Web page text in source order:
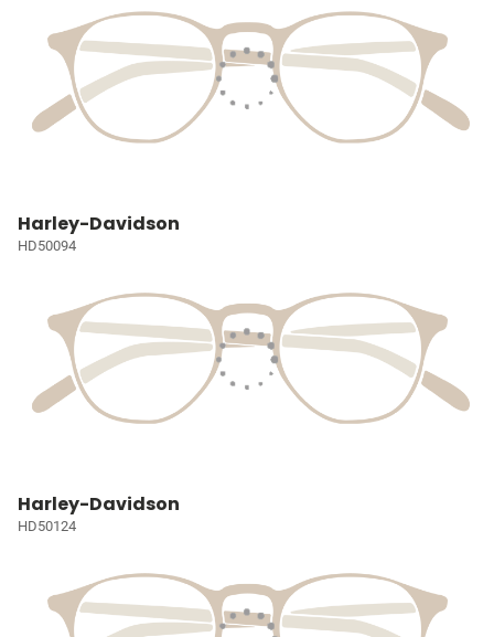
Harley-Davidson
HD50094
Harley-Davidson
HD50124